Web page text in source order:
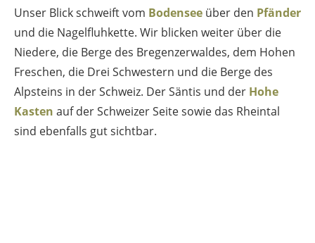
Unser Blick schweift vom Bodensee über den Pfänder
und die Nagelfluhkette. Wir blicken weiter über die
Niedere, die Berge des Bregenzerwaldes, dem Hohen
Freschen, die Drei Schwestern und die Berge des
Alpsteins in der Schweiz. Der Säntis und der Hohe
Kasten auf der Schweizer Seite sowie das Rheintal
sind ebenfalls gut sichtbar.